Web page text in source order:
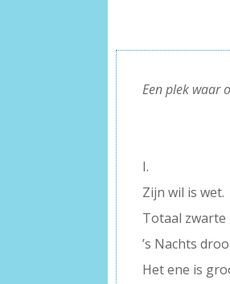
Een plek waar
I.
Zijn wil is wet.
Totaal zwarte
’s Nachts
Het ene is